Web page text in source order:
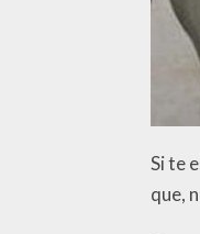
Si te
que,